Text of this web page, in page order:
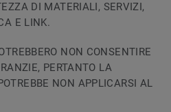
DI MATERIALI, SERVIZI,
E LINK.
NON CONSENTIRE
PERTANTO LA
NON APPLICARSI AL